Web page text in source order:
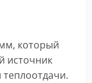
который
источник